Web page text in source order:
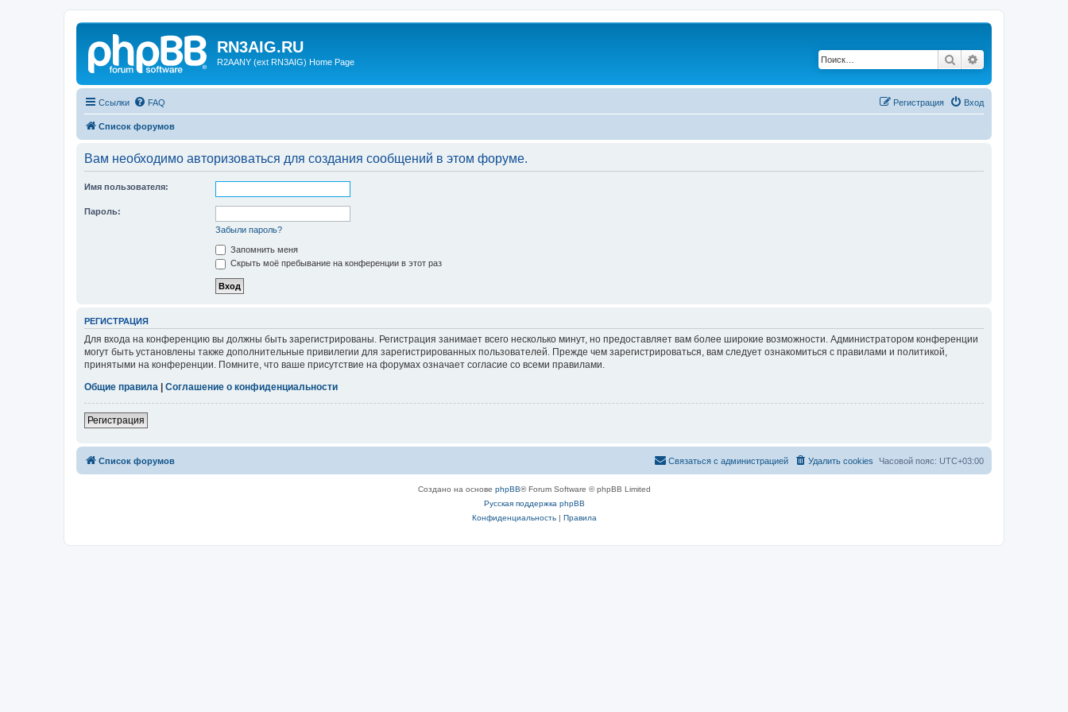
RN3AIG.RU
R2AANY (ext RN3AIG) Home Page Поиск
Ссылки FAQ Вход
Регистрация
Список форумов
Вам необходимо авторизоваться для создания сообщений в этом форуме.
Имя пользователя:
Пароль:
Забыли пароль?
Запомнить меня
Скрыть моё пребывание на конференции в этот раз
РЕГИСТРАЦИЯ
Для входа на конференцию вы должны быть зарегистрированы. Регистрация занимает всего несколько минут, но предоставляет вам более широкие возможности. Администратором конференции
могут быть установлены также дополнительные привилегии для зарегистрированных пользователей. Прежде чем зарегистрироваться, вам следует ознакомиться с правилами и политикой,
принятыми на конференции. Помните, что ваше присутствие на форумах означает согласие со всеми правилами.
Общие правила
Соглашение о конфиденциальности
Регистрация
Список форумов Часовой пояс: UTC+03:00
Удалить cookies
Связаться с администрацией
Создано на основе phpBB® Forum Software © phpBB Limited
Русская поддержка phpBB
Конфиденциальность| Правила